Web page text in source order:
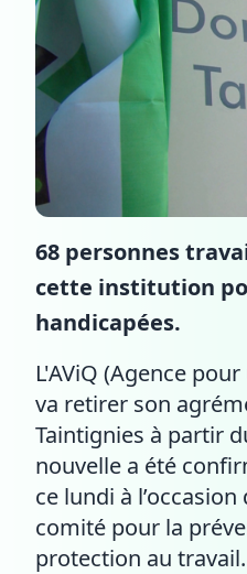
68 personnes
cette institution
handicapées.
L'AViQ (Agence
va retirer son
Taintignies à partir
nouvelle a été
ce lundi à
comité pour la
protection au travail.